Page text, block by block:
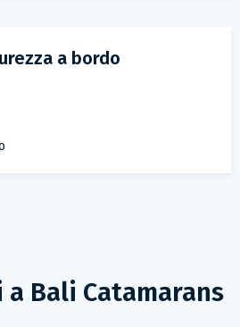
a bordo
a Bali Catamarans